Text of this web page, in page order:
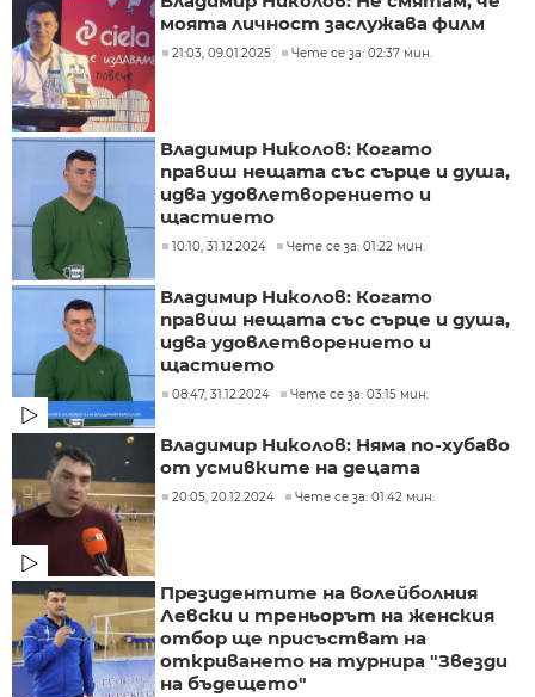
моята личност заслужава филм
21:03, 09.01.2025 Чете се за: 02:37 мин.
Владимир Николов: Когато
правиш нещата със сърце и душа,
идва удовлетворението и
щастието
10:10, 31.12.2024 Чете се за: 01:22 мин.
Владимир Николов: Когато
правиш нещата със сърце и душа,
идва удовлетворението и
щастието
08:47, 31.12.2024 Чете се за: 03:15 мин.
Владимир Николов: Няма по-хубаво
от усмивките на децата
20:05, 20.12.2024 Чете се за: 01:42 мин.
Президентите на волейболния
Левски и треньорът на женския
отбор ще присъстват на
откриването на турнира "Звезди
на бъдещето"